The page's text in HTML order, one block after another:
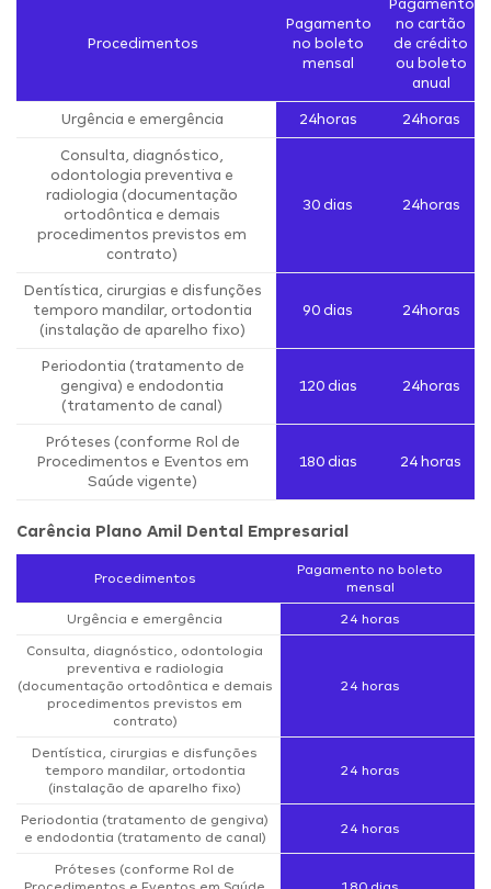
Procedimentos
Pagamento
no boleto
mensal
Pagamento
no cartão
de crédito
ou boleto
anual
Urgência e emergência 24horas 24horas
Consulta, diagnóstico,
odontologia preventiva e
radiologia (documentação
ortodôntica e demais
procedimentos previstos em
contrato)
30 dias 24horas
Dentística, cirurgias e disfunções
temporo mandilar, ortodontia
(instalação de aparelho fixo)
90 dias 24horas
Periodontia (tratamento de
gengiva) e endodontia
(tratamento de canal)
120 dias 24horas
Próteses (conforme Rol de
Procedimentos e Eventos em
Saúde vigente)
180 dias 24 horas
Carência Plano Amil Dental Empresarial
Procedimentos
Pagamento no boleto
mensal
Urgência e emergência 24 horas
Consulta, diagnóstico, odontologia
preventiva e radiologia
(documentação ortodôntica e demais
procedimentos previstos em
contrato)
24 horas
Dentística, cirurgias e disfunções
temporo mandilar, ortodontia
(instalação de aparelho fixo)
24 horas
Periodontia (tratamento de gengiva)
e endodontia (tratamento de canal)
24 horas
Próteses (conforme Rol de